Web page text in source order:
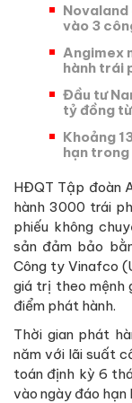
vào 3
Angimex
hành trái
Đầu tư
tỷ đồng
Khoảng
hạn
HĐQT Tập đoàn
hành 3000 trái
phiếu không
sản đảm bảo
Công ty Vinafco
giá trị theo mệnh
điểm phát hành.
Thời gian phát
năm với lãi suất
toán định kỳ 6
vào ngày đáo hạn